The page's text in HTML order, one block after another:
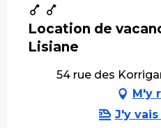
Location de
Lisiane
54 rue des
M'y
J'y